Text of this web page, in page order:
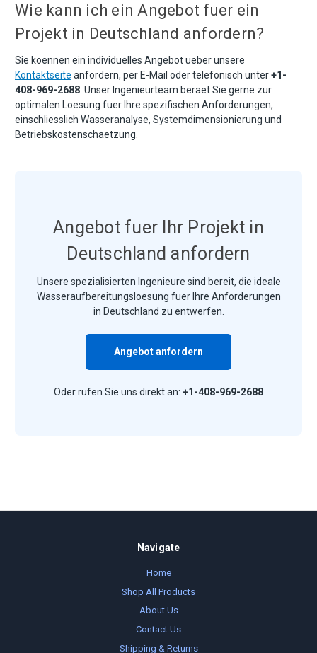
Wie kann ich ein Angebot fuer ein
Projekt in Deutschland anfordern?
Sie koennen ein individuelles Angebot ueber unsere
Kontaktseite anfordern, per E-Mail oder telefonisch unter+1-
408-969-2688 . Unser Ingenieurteam beraet Sie gerne zur
optimalen Loesung fuer Ihre spezifischen Anforderungen,
einschliesslich Wasseranalyse, Systemdimensionierung und
Betriebskostenschaetzung.
Angebot fuer Ihr Projekt in
Deutschland anfordern
Unsere spezialisierten Ingenieure sind bereit, die ideale
Wasseraufbereitungsloesung fuer Ihre Anforderungen
in Deutschland zu entwerfen.
Angebot anfordern
Oder rufen Sie uns direkt an: +1-408-969-2688
Navigate
Home
Shop All Products
About Us
Contact Us
Shipping & Returns